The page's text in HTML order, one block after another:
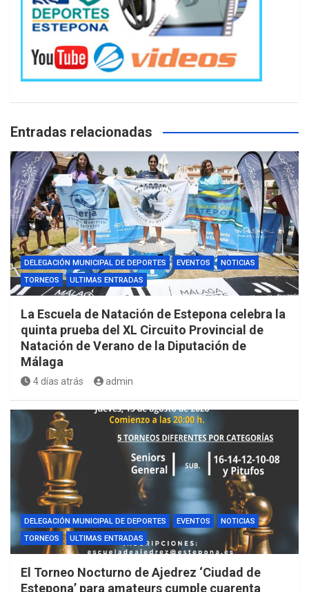
Entradas relacionadas
DELEGACIÓN MUNICIPAL DE DEPORTES EVENTOS
NOTICIAS
TORNEOS
ULTIMAS ENTRADAS
La Escuela de Natación de Estepona celebra la
quinta prueba del XL Circuito Provincial de
Natación de Verano de la Diputación de
Málaga
4 días atrás admin
DELEGACIÓN MUNICIPAL DE DEPORTES EVENTOS
NOTICIAS
TORNEOS
ULTIMAS ENTRADAS
El Torneo Nocturno de Ajedrez ‘Ciudad de
Estepona’ para amateurs cumple cuarenta